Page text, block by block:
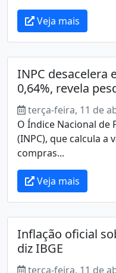
Veja mais
INPC desacelera
0,64%, revela
terça-feira, 11 de
O Índice Nacional de
(INPC), que calcula a
compras...
Veja mais
Inflação oficial
diz IBGE
terça-feira, 11 de